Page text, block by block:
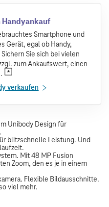
Handyankauf
Smartphone und
Gerät, egal ob Handy,
Sie sich bei vielen
zum Ankaufswert, einen
verkaufen